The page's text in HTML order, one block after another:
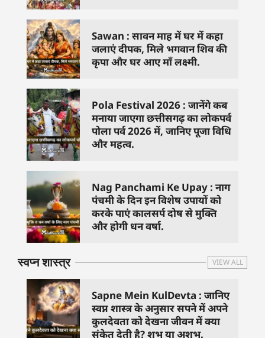
Sawan : सावन माह में घर में कहा
जलाएं दीपक, मिले भगवान शिव की
कृपा और घर आए माँ लक्ष्मी.
Pola Festival 2026 : जानेंगे कब
मनाया जाएगा छत्तीसगढ़ का लोकपर्व
पोला पर्व 2026 में, जानिए पूजा विधि
और महत्व.
Nag Panchami Ke Upay : नाग
पंचमी के दिन इन विशेष उपायों को
करके पाएं कालसर्प दोष से मुक्ति
और होगी धन वर्षा.
स्वप्न शास्त्र VIEW ALL
Sapne Mein KulDevta : जानिए
स्वप्न शास्त्र के अनुसार सपने में अपने
कुलदेवता को देखना जीवन में क्या
संकेत देती है? शुभ या अशुभ.